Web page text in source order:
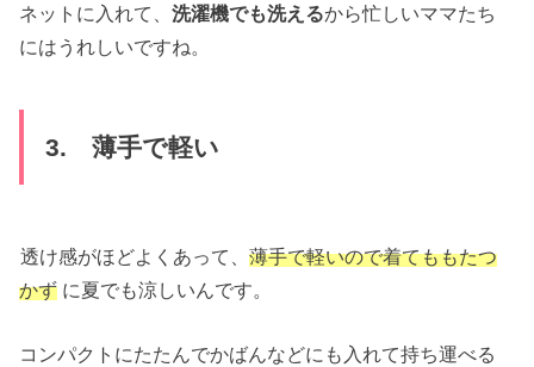
ネットに入れて、洗濯機でも洗えるから忙しいママたち
にはうれしいですね。
3. 薄手で軽い
透け感がほどよくあって、薄手で軽いので着てももたつ
かず に夏でも涼しいんです。
コンパクトにたたんでかばんなどにも入れて持ち運べる